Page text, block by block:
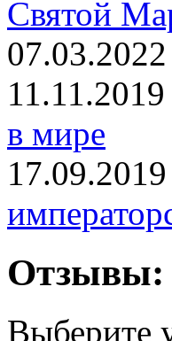
Святой
в мире
Отзывы:
Выберите